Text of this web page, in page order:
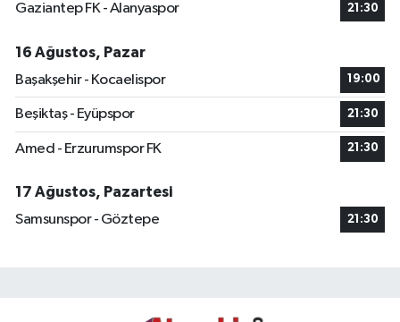
Gaziantep FK - Alanyaspor 21:30
16 Ağustos, Pazar
Başakşehir - Kocaelispor
19:00
Beşiktaş - Eyüpspor 21:30
Amed - Erzurumspor FK 21:30
17 Ağustos, Pazartesi
Samsunspor - Göztepe
21:30